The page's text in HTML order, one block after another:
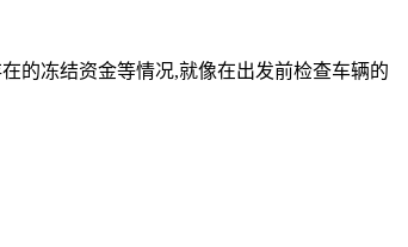
的冻结资金等情况,就像在出发前检查车辆的